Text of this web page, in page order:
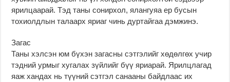
ярилцаарай. Тэд таны сонирхол, ялангуяа ер бусын
тохиолдлын талаарх яриаг чинь дуртайгаа дэмжинэ.
Загас
Таны хэлсэн юм бүхэн загасны сэтгэлийг хөдөлгөх учир
тэдний урмыг хугалах зүйлийг бүү яриарай. Ярилцлагад
яаж хандах нь түүний сэтгэл санааны байдлаас их